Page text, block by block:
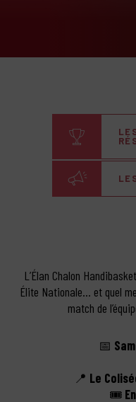
L’Élan Chalon
Élite Nationale… et quel
match de
📅
📍 Le
🎟️